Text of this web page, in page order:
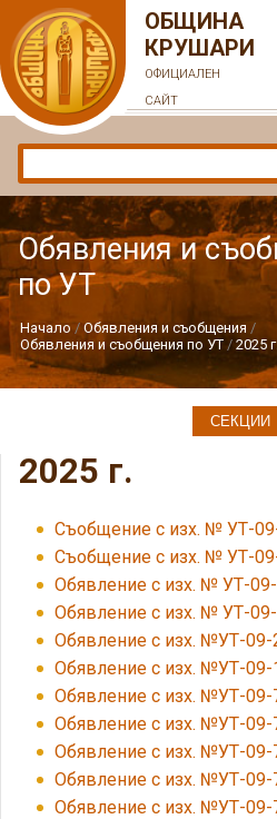
ОБЩИНА
КРУШАРИ
ОФИЦИАЛЕН
САЙТ
Обявления и
по УТ
Начало
Обявления и съобщения
Обявления и съобщения по УТ
2025
2025 г.
Съобщение с изх. № УТ-
Съобщение с изх. № УТ-
Обявление с изх. № УТ-
Обявление с изх. № УТ-
Обявление с изх. №УТ-09-
Обявление с изх. №УТ-09-
Обявление с изх. №УТ-09-
Обявление с изх. №УТ-09-
Обявление с изх. №УТ-09-
Обявление с изх. №УТ-09-
Обявление с изх. №УТ-09-
СЕКЦИИ